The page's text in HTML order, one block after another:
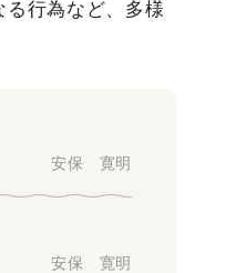
行為など、多様
安保 寛明
安保 寛明